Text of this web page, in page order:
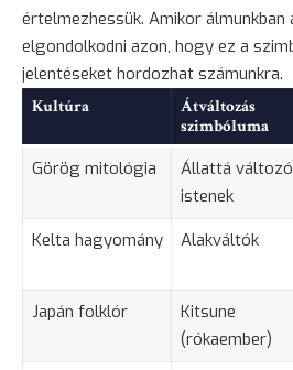
értelmezhessük. Amikor
elgondolkodni azon, hogy ez a
jelentéseket hordozhat számunkra.
Kultúra
Átváltozás
szimbóluma
Görög mitológia
Állattá változó
istenek
Kelta hagyomány
Alakváltók
Japán folklór
Kitsune
(rókaember)